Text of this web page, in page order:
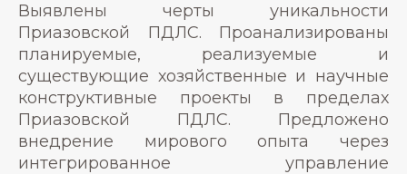
Выявлены черты уникальности
Приазовской ПДЛС. Проанализированы
планируемые, реализуемые и
существующие хозяйственные и научные
конструктивные проекты в пределах
Приазовской ПДЛС. Предложено
внедрение мирового опыта через
интегрированное управление